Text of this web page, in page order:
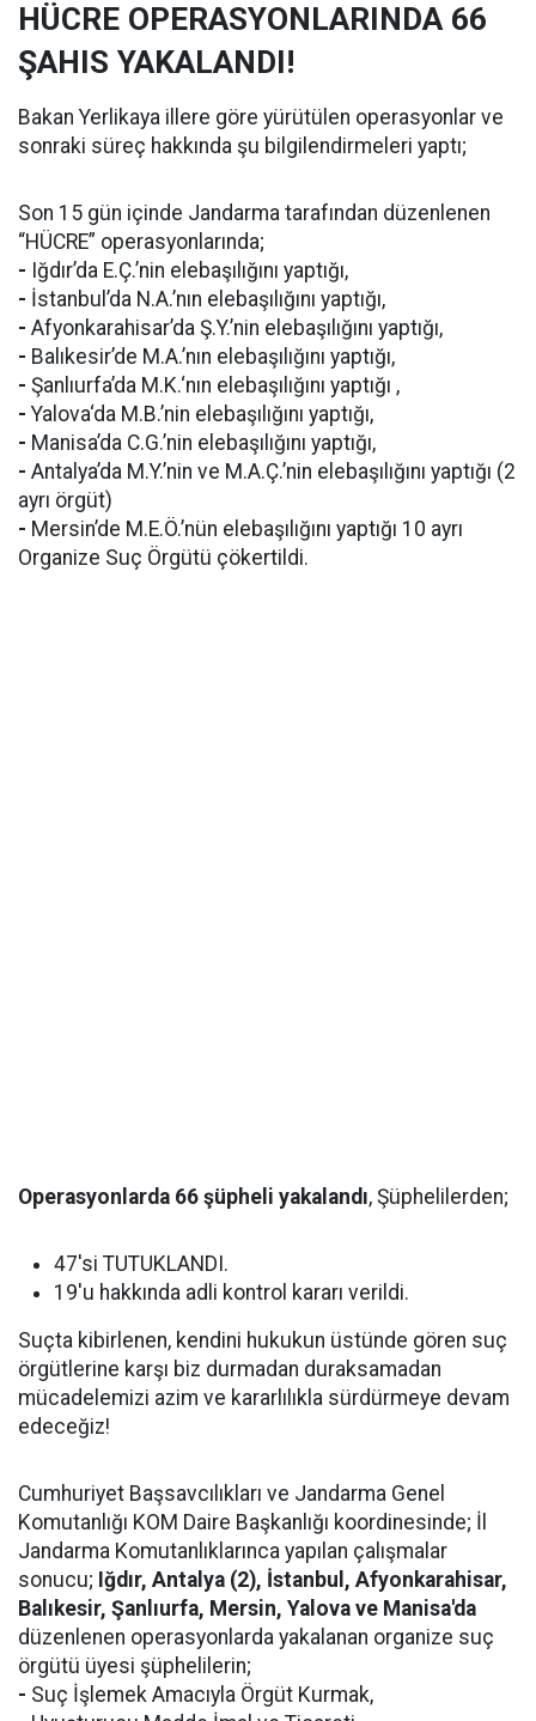
HÜCRE OPERASYONLARINDA 66
ŞAHIS YAKALANDI!
Bakan Yerlikaya illere göre yürütülen operasyonlar ve
sonraki süreç hakkında şu bilgilendirmeleri yaptı;
Son 15 gün içinde Jandarma tarafından düzenlenen
“HÜCRE” operasyonlarında;
- Iğdır’da E.Ç.’nin elebaşılığını yaptığı,
- İstanbul’da N.A.’nın elebaşılığını yaptığı,
- Afyonkarahisar’da Ş.Y.’nin elebaşılığını yaptığı,
- Balıkesir’de M.A.’nın elebaşılığını yaptığı,
- Şanlıurfa’da M.K.‘nın elebaşılığını yaptığı ,
- Yalova‘da M.B.’nin elebaşılığını yaptığı,
- Manisa’da C.G.’nin elebaşılığını yaptığı,
- Antalya’da M.Y.’nin ve M.A.Ç.’nin elebaşılığını yaptığı (2
ayrı örgüt)
- Mersin’de M.E.Ö.’nün elebaşılığını yaptığı 10 ayrı
Organize Suç Örgütü çökertildi.
Operasyonlarda 66 şüpheli yakalandı, Şüphelilerden;
47'si TUTUKLANDI.
19'u hakkında adli kontrol kararı verildi.
Suçta kibirlenen, kendini hukukun üstünde gören suç
örgütlerine karşı biz durmadan duraksamadan
mücadelemizi azim ve kararlılıkla sürdürmeye devam
edeceğiz!
Cumhuriyet Başsavcılıkları ve Jandarma Genel
Komutanlığı KOM Daire Başkanlığı koordinesinde; İl
Jandarma Komutanlıklarınca yapılan çalışmalar
sonucu; Iğdır, Antalya (2), İstanbul, Afyonkarahisar,
Balıkesir, Şanlıurfa, Mersin, Yalova ve Manisa'da
düzenlenen operasyonlarda yakalanan organize suç
örgütü üyesi şüphelilerin;
- Suç İşlemek Amacıyla Örgüt Kurmak,